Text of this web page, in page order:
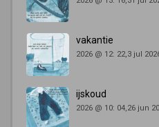
vakantie
2026 @ 12: 22,3 jul
ijskoud
2026 @ 10: 04,26 jun